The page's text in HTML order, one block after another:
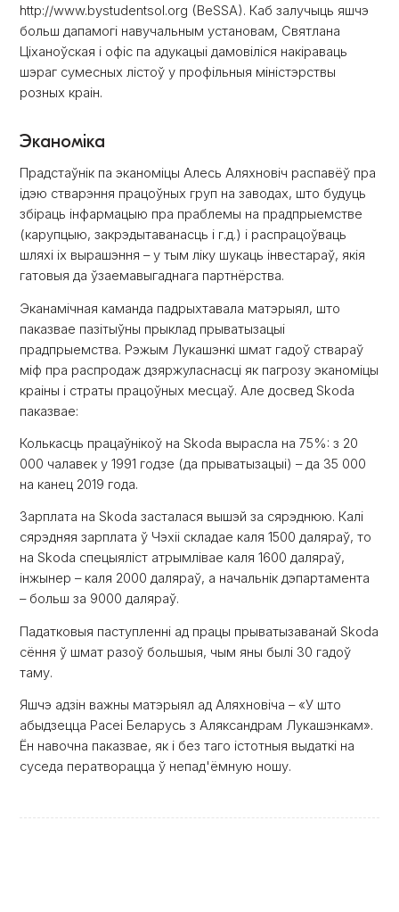
http://www.bystudentsol.org (BeSSA). Каб залучыць яшчэ
больш дапамогі навучальным установам, Святлана
Ціханоўская і офіс па адукацыі дамовіліся накіраваць
шэраг сумесных лістоў у профільныя міністэрствы
розных краін.
Эканоміка
Прадстаўнік па эканоміцы Алесь Аляхновіч распавёў пра
ідэю стварэння працоўных груп на заводах, што будуць
збіраць інфармацыю пра праблемы на прадпрыемстве
(карупцыю, закрэдытаванасць і г.д.) і распрацоўваць
шляхі іх вырашэння – у тым ліку шукаць інвестараў, якія
гатовыя да ўзаемавыгаднага партнёрства.
Эканамічная каманда падрыхтавала матэрыял, што
паказвае пазітыўны прыклад прыватызацыі
прадпрыемства. Рэжым Лукашэнкі шмат гадоў ствараў
міф пра распродаж дзяржуласнасці як пагрозу эканоміцы
краіны і страты працоўных месцаў. Але досвед Skoda
паказвае:
Колькасць працаўнікоў на Skoda вырасла на 75%: з 20
000 чалавек у 1991 годзе (да прыватызацыі) – да 35 000
на канец 2019 года.
Зарплата на Skoda засталася вышэй за сярэднюю. Калі
сярэдняя зарплата ў Чэхіі складае каля 1500 даляраў, то
на Skoda спецыяліст атрымлівае каля 1600 даляраў,
інжынер – каля 2000 даляраў, а начальнік дэпартамента
– больш за 9000 даляраў.
Падатковыя паступленні ад працы прыватызаванай Skoda
сёння ў шмат разоў большыя, чым яны былі 30 гадоў
таму.
Яшчэ адзін важны матэрыял ад Аляхновіча – «У што
абыдзецца Расеі Беларусь з Аляксандрам Лукашэнкам».
Ён навочна паказвае, як і без таго істотныя выдаткі на
суседа ператворацца ў непад'ёмную ношу.